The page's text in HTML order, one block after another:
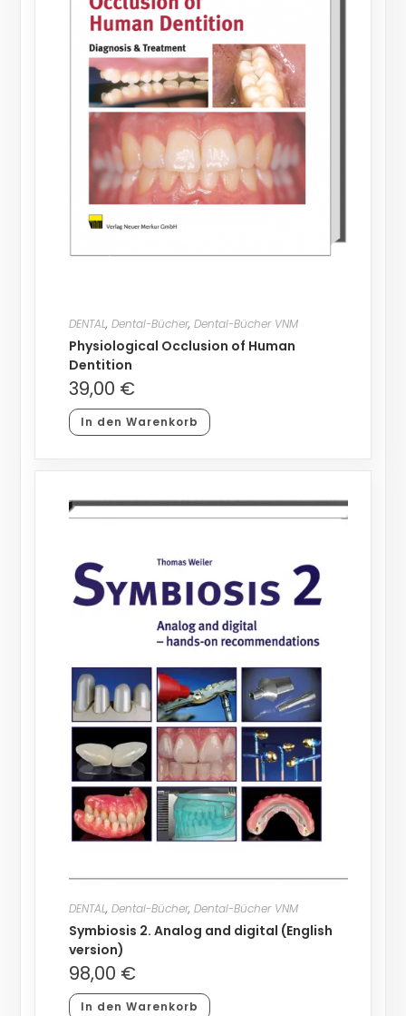
DENTAL, Dental-Bücher, Dental-Bücher VNM
Physiological Occlusion of Human
Dentition
39,00 €
In den Warenkorb
DENTAL, Dental-Bücher, Dental-Bücher VNM
Symbiosis 2. Analog and digital (English
version)
98,00 €
In den Warenkorb